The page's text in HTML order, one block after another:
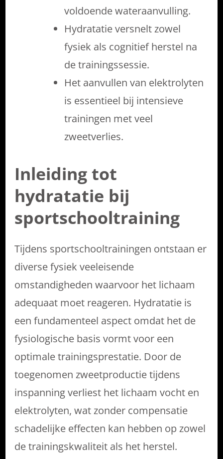
voldoende wateraanvulling.
Hydratatie versnelt zowel
fysiek als cognitief herstel na
de trainingssessie.
Het aanvullen van elektrolyten
is essentieel bij intensieve
trainingen met veel
zweetverlies.
Inleiding tot
hydratatie bij
sportschooltraining
Tijdens sportschooltrainingen ontstaan er
diverse fysiek veeleisende
omstandigheden waarvoor het lichaam
adequaat moet reageren. Hydratatie is
een fundamenteel aspect omdat het de
fysiologische basis vormt voor een
optimale trainingsprestatie. Door de
toegenomen zweetproductie tijdens
inspanning verliest het lichaam vocht en
elektrolyten, wat zonder compensatie
schadelijke effecten kan hebben op zowel
de trainingskwaliteit als het herstel.